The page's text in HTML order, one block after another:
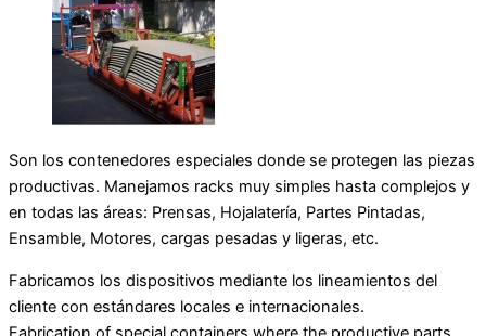
Son los contenedores especiales donde se protegen las piezas
productivas. Manejamos racks muy simples hasta complejos y
en todas las áreas: Prensas, Hojalatería, Partes Pintadas,
Ensamble, Motores, cargas pesadas y ligeras, etc.
Fabricamos los dispositivos mediante los lineamientos del
cliente con estándares locales e internacionales.